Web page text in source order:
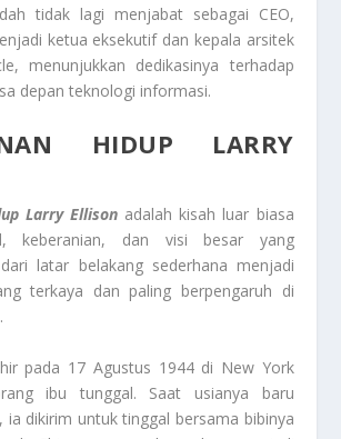
tidak lagi menjabat sebagai CEO,
ketua eksekutif dan kepala arsitek
menunjukkan dedikasinya terhadap
depan teknologi informasi.
HIDUP LARRY
Larry Ellisonadalah kisah luar biasa
keberanian, dan visi besar yang
latar belakang sederhana menjadi
terkaya dan paling berpengaruh di
pada 17 Agustus 1944 di New York
ibu tunggal. Saat usianya baru
ia dikirim untuk tinggal bersama bibinya